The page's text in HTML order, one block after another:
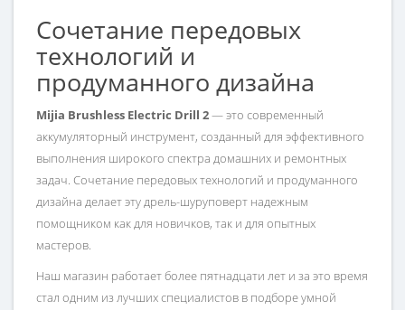
Сочетание передовых
технологий и
продуманного дизайна
Mijia Brushless Electric Drill 2— это современный
аккумуляторный инструмент, созданный для эффективного
выполнения широкого спектра домашних и ремонтных
задач. Сочетание передовых технологий и продуманного
дизайна делает эту дрель-шуруповерт надежным
помощником как для новичков, так и для опытных
мастеров.
Наш магазин работает более пятнадцати лет и за это время
стал одним из лучших специалистов в подборе умной